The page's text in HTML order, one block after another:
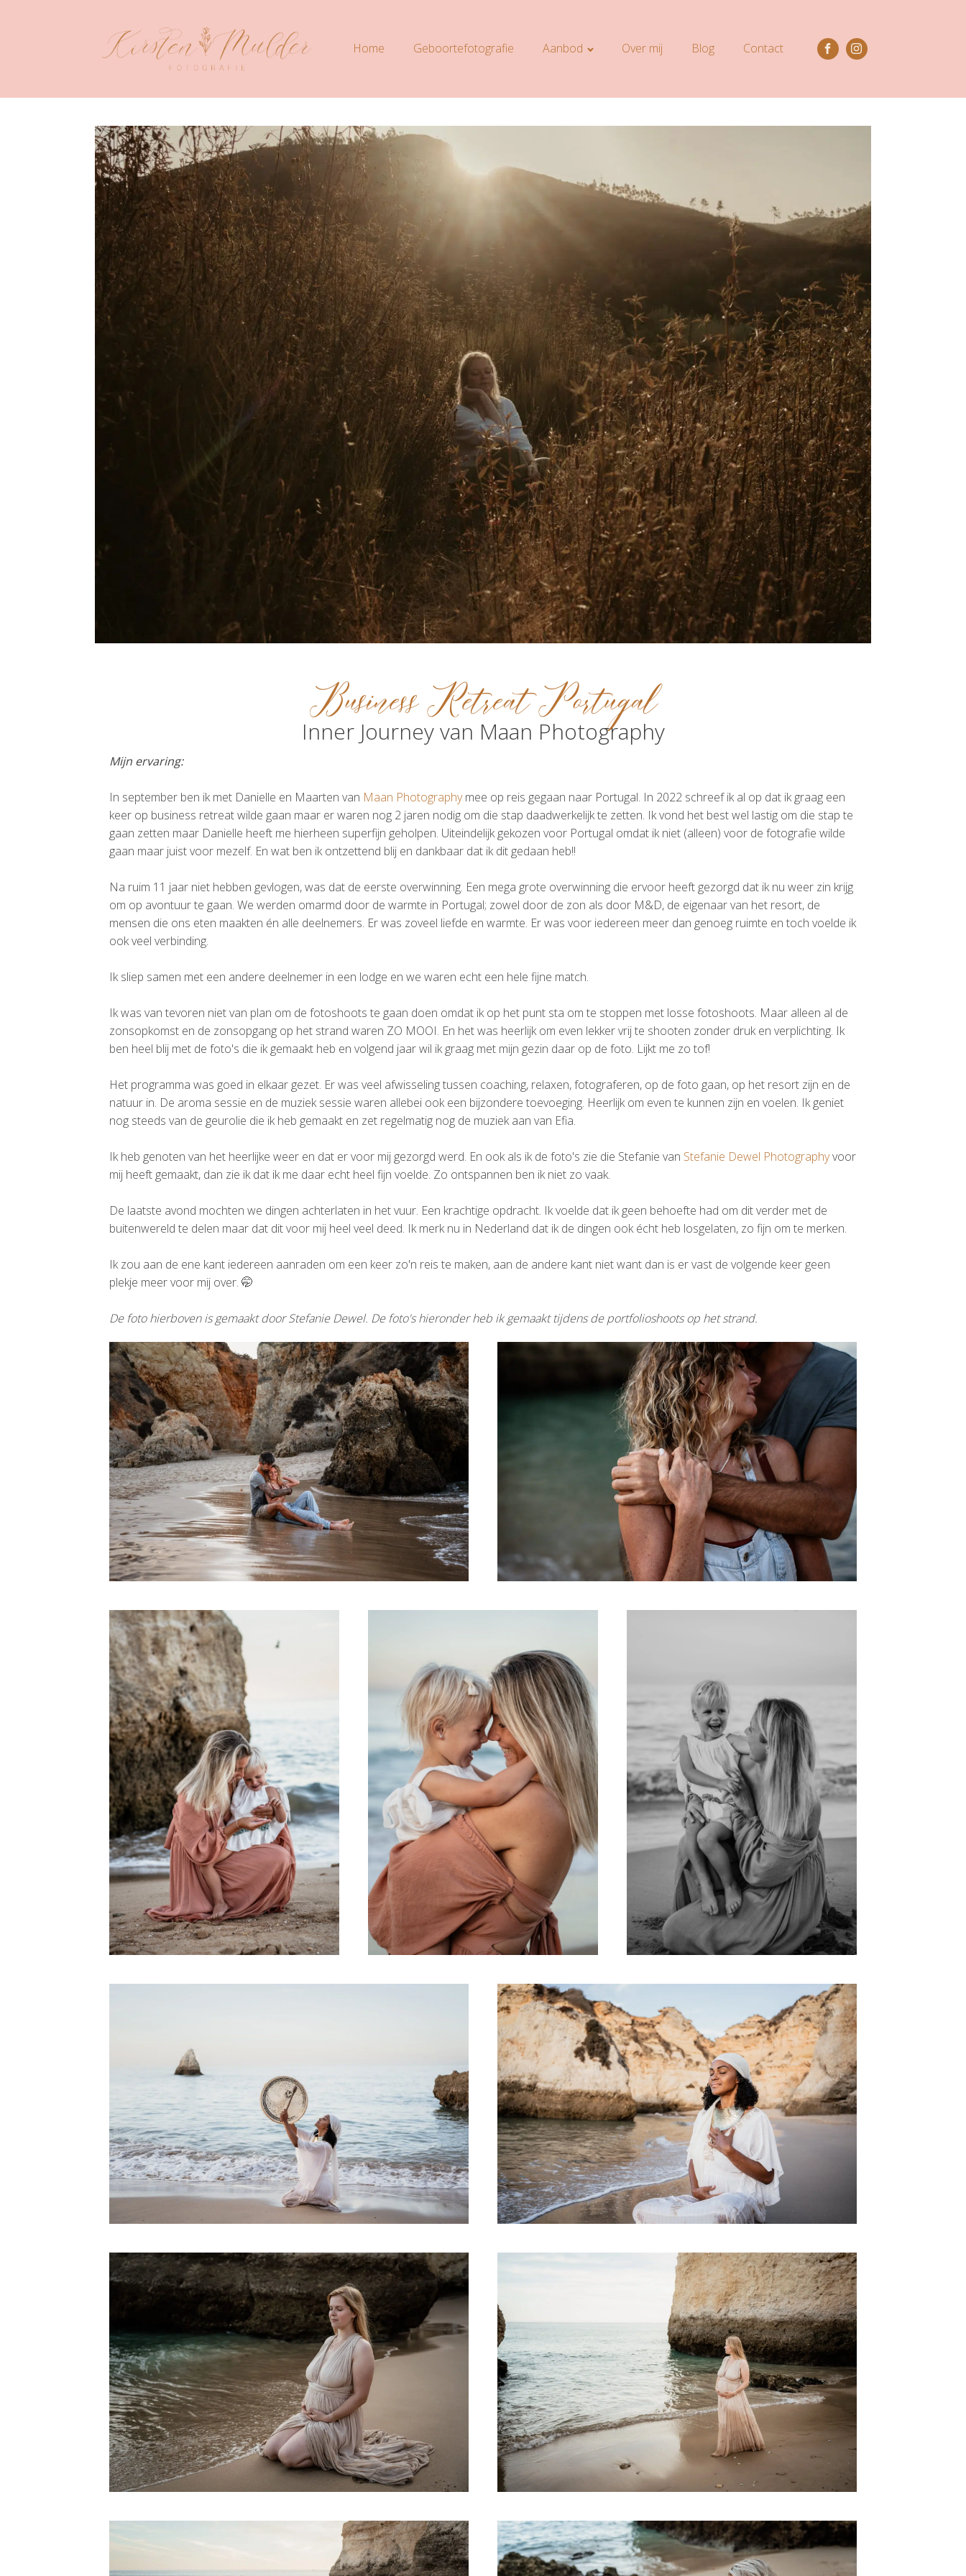
Home Geboortefotografie Aanbod Over mij Blog Contact
Business Retreat Portugal
Inner Journey van Maan Photography
Mijn ervaring:
In september ben ik met Danielle en Maarten van Maan Photographymee op reis gegaan naar Portugal. In 2022 schreef ik al op dat ik graag een
keer op business retreat wilde gaan maar er waren nog 2 jaren nodig om die stap daadwerkelijk te zetten. Ik vond het best wel lastig om die stap te
gaan zetten maar Danielle heeft me hierheen superfijn geholpen. Uiteindelijk gekozen voor Portugal omdat ik niet (alleen) voor de fotografie wilde
gaan maar juist voor mezelf. En wat ben ik ontzettend blij en dankbaar dat ik dit gedaan heb!!
Na ruim 11 jaar niet hebben gevlogen, was dat de eerste overwinning. Een mega grote overwinning die ervoor heeft gezorgd dat ik nu weer zin krijg
om op avontuur te gaan. We werden omarmd door de warmte in Portugal; zowel door de zon als door M&D, de eigenaar van het resort, de
mensen die ons eten maakten én alle deelnemers. Er was zoveel liefde en warmte. Er was voor iedereen meer dan genoeg ruimte en toch voelde ik
ook veel verbinding.
Ik sliep samen met een andere deelnemer in een lodge en we waren echt een hele fijne match.
Ik was van tevoren niet van plan om de fotoshoots te gaan doen omdat ik op het punt sta om te stoppen met losse fotoshoots. Maar alleen al de
zonsopkomst en de zonsopgang op het strand waren ZO MOOI. En het was heerlijk om even lekker vrij te shooten zonder druk en verplichting. Ik
ben heel blij met de foto's die ik gemaakt heb en volgend jaar wil ik graag met mijn gezin daar op de foto. Lijkt me zo tof!
Het programma was goed in elkaar gezet. Er was veel afwisseling tussen coaching, relaxen, fotograferen, op de foto gaan, op het resort zijn en de
natuur in. De aroma sessie en de muziek sessie waren allebei ook een bijzondere toevoeging. Heerlijk om even te kunnen zijn en voelen. Ik geniet
nog steeds van de geurolie die ik heb gemaakt en zet regelmatig nog de muziek aan van Efia.
Ik heb genoten van het heerlijke weer en dat er voor mij gezorgd werd. En ook als ik de foto's zie die Stefanie van Stefanie Dewel Photographyvoor
mij heeft gemaakt, dan zie ik dat ik me daar echt heel fijn voelde. Zo ontspannen ben ik niet zo vaak.
De laatste avond mochten we dingen achterlaten in het vuur. Een krachtige opdracht. Ik voelde dat ik geen behoefte had om dit verder met de
buitenwereld te delen maar dat dit voor mij heel veel deed. Ik merk nu in Nederland dat ik de dingen ook écht heb losgelaten, zo fijn om te merken.
Ik zou aan de ene kant iedereen aanraden om een keer zo'n reis te maken, aan de andere kant niet want dan is er vast de volgende keer geen
plekje meer voor mij over. 🤭
De foto hierboven is gemaakt door Stefanie Dewel. De foto's hieronder heb ik gemaakt tijdens de portfolioshoots op het strand.